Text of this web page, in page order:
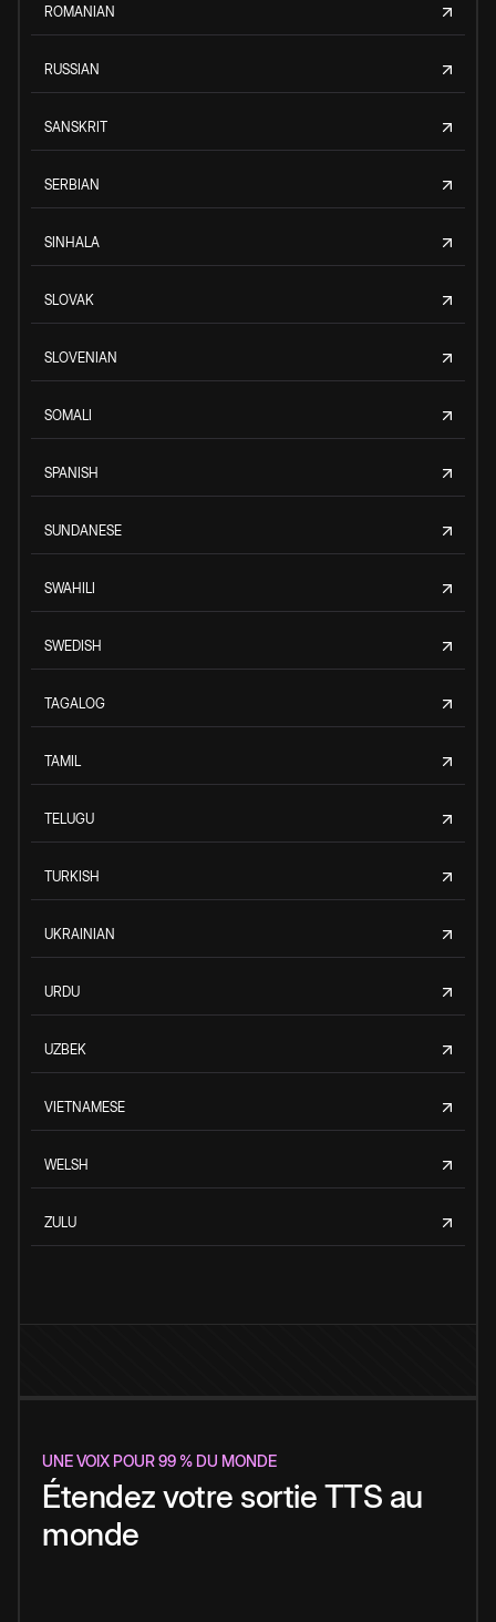
ROMANIAN
RUSSIAN
SANSKRIT
SERBIAN
SINHALA
SLOVAK
SLOVENIAN
SOMALI
SPANISH
SUNDANESE
SWAHILI
SWEDISH
TAGALOG
TAMIL
TELUGU
TURKISH
UKRAINIAN
URDU
UZBEK
VIETNAMESE
WELSH
ZULU
UNE VOIX POUR 99 % DU MONDE
Étendez votre sortie TTS au
monde